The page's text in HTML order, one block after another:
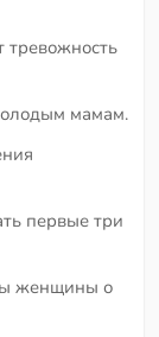
тревожность
мамам.
первые три
женщины о